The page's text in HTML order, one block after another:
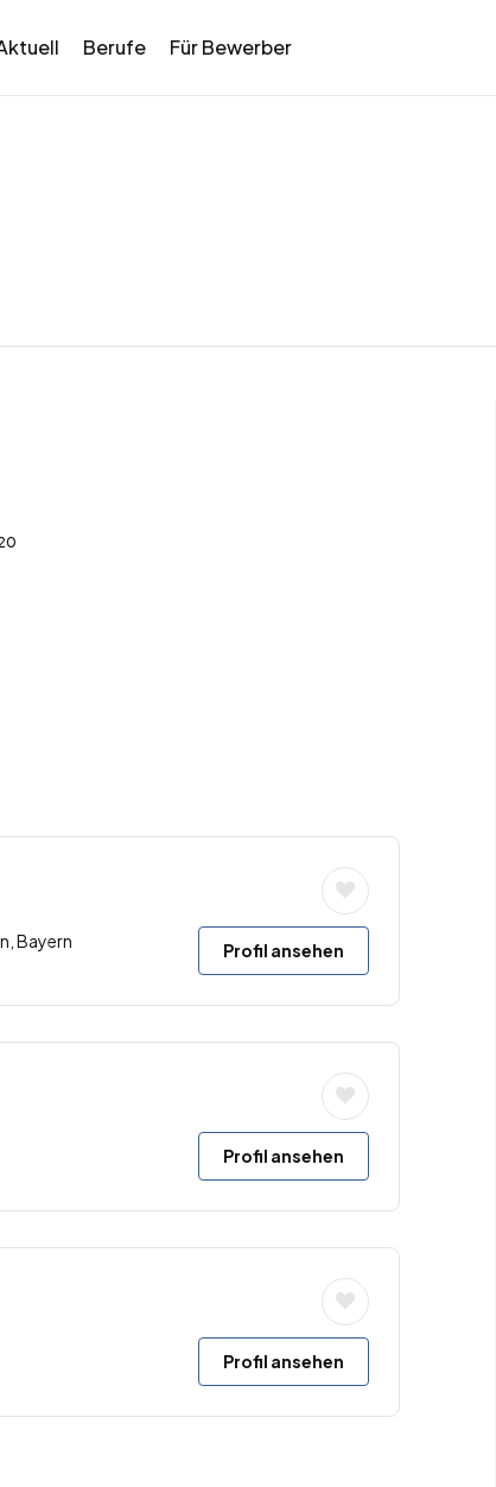
Berufe Für Bewerber
Bayern Profil ansehen
Profil ansehen
Profil ansehen